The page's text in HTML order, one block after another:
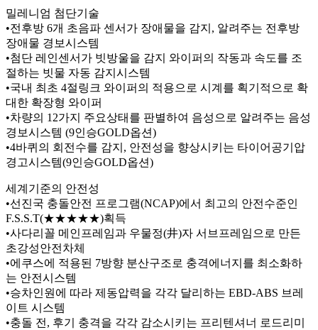
밀레니엄 첨단기술
•전후방 6개 초음파 센서가 장애물을 감지, 알려주는 전후방
장애물 경보시스템
•첨단 레인센서가 빗방울을 감지 와이퍼의 작동과 속도를 조
절하는 빗물 자동 감지시스템
•국내 최초 4절링크 와이퍼의 적용으로 시계를 획기적으로 확
대한 확장형 와이퍼
•차량의 12가지 주요상태를 판별하여 음성으로 알려주는 음성
경보시스템 (9인승GOLD옵션)
•4바퀴의 회전수를 감지, 안전성을 향상시키는 타이어공기압
경고시스템(9인승GOLD옵션)
세계기준의 안전성
•선진국 충돌안전 프로그램(NCAP)에서 최고의 안전수준인
F.S.S.T(★★★★★)획득
•사다리꼴 메인프레임과 우물정(井)자 서브프레임으로 만든
초강성안전차체
•에쿠스에 적용된 7방향 분산구조로 충격에너지를 최소화하
는 안전시스템
•승차인원에 따라 제동압력을 각각 달리하는 EBD-ABS 브레
이트 시스템
•충돌 전, 후기 충격을 각각 감소시키는 프리텐셔너 로드리미